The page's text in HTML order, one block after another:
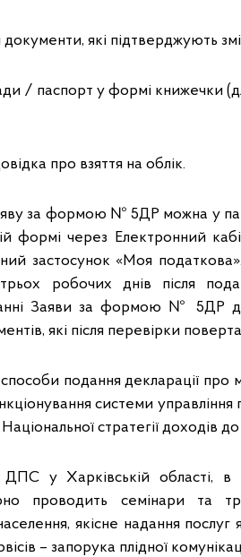
які підтверджують
/ паспорт у формі книжечки
про взяття на облік.
за формою № 5ДР можна у
формі через Електронний
застосунок «Моя
робочих днів після
Заяви за формою № 5ДР
які після перевірки
подання декларації про
системи
стратегії доходів
у Харківській області, в
проводить семінари та
якісне надання
– запорука плідної